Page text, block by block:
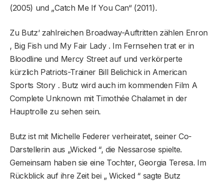
(2005) und „Catch Me If You Can“ (2011).
Zu Butz‘ zahlreichen Broadway-Auftritten zählen Enron
, Big Fish und My Fair Lady . Im Fernsehen trat er in
Bloodline und Mercy Street auf und verkörperte
kürzlich Patriots-Trainer Bill Belichick in American
Sports Story . Butz wird auch im kommenden Film A
Complete Unknown mit Timothée Chalamet in der
Hauptrolle zu sehen sein.
Butz ist mit Michelle Federer verheiratet, seiner Co-
Darstellerin aus „Wicked “, die Nessarose spielte.
Gemeinsam haben sie eine Tochter, Georgia Teresa. Im
Rückblick auf ihre Zeit bei „ Wicked “ sagte Butz